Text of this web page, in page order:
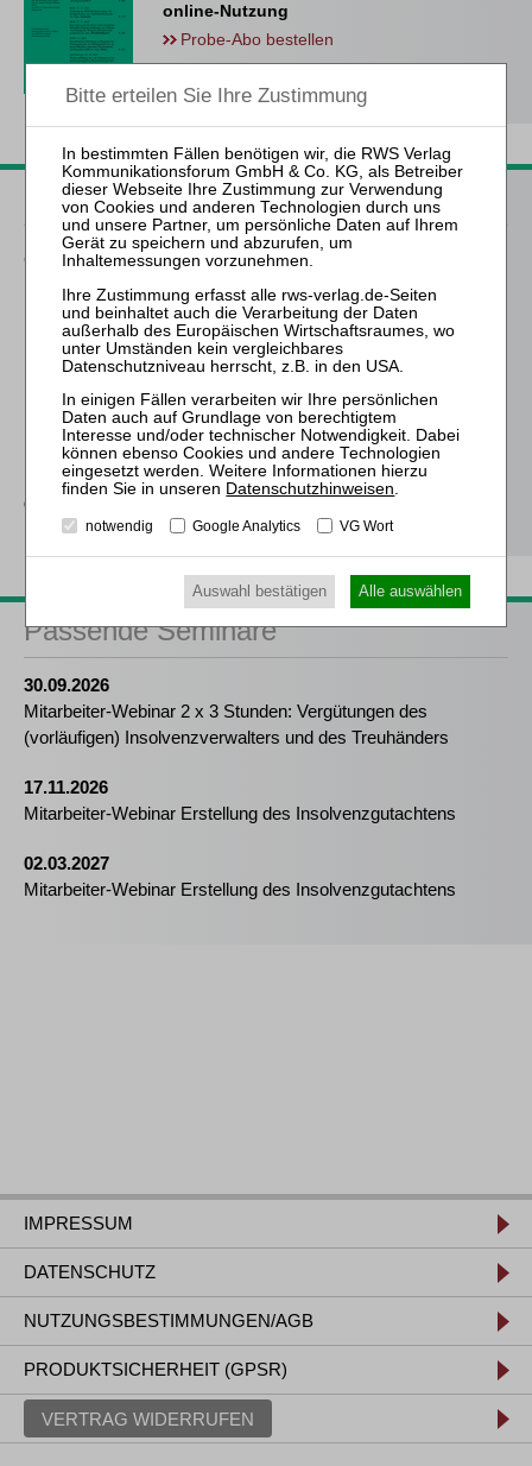
online-Nutzung
Probe-Abo bestellen
Passende Bücher
Gossak
Praxis des
Insolvenzarbeitsrechts
Böttcher
Erbbaurechts
Drescher
Die Haftung des GmbH-
Geschäftsführers
Passende Seminare
30.09.2026
Mitarbeiter-Webinar 2 x 3 Stunden: Vergütungen des
(vorläufigen) Insolvenzverwalters und des Treuhänders
17.11.2026
Mitarbeiter-Webinar Erstellung des Insolvenzgutachtens
02.03.2027
Mitarbeiter-Webinar Erstellung des Insolvenzgutachtens
IMPRESSUM
DATENSCHUTZ
NUTZUNGSBESTIMMUNGEN/AGB
PRODUKTSICHERHEIT (GPSR)
VERTRAG WIDERRUFEN
Datenschutzhinweisen.
notwendig Google Analytics VG Wort
Auswahl bestätigen Alle auswählen